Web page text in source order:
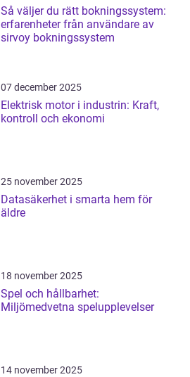
Så väljer du rätt bokningssystem:
erfarenheter från användare av
sirvoy bokningssystem
07 december 2025
Elektrisk motor i industrin: Kraft,
kontroll och ekonomi
25 november 2025
Datasäkerhet i smarta hem för
äldre
18 november 2025
Spel och hållbarhet:
Miljömedvetna spelupplevelser
14 november 2025